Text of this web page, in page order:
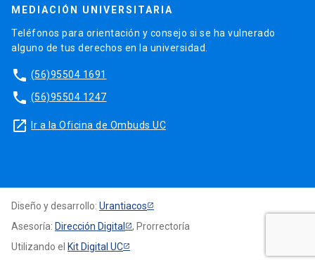
MEDIACIÓN UNIVERSITARIA
Teléfonos para orientación y consejo si se ha vulnerado
alguno de tus derechos en la universidad.
phone (56)95504 1691
phone (56)95504 1247
launch Ir a la Oficina de Ombuds UC
Diseño y desarrollo: Urantiacos
Asesoría: Dirección Digital
, Prorrectoría
Utilizando el Kit Digital UC